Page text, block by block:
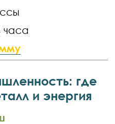
часа
где
и энергия